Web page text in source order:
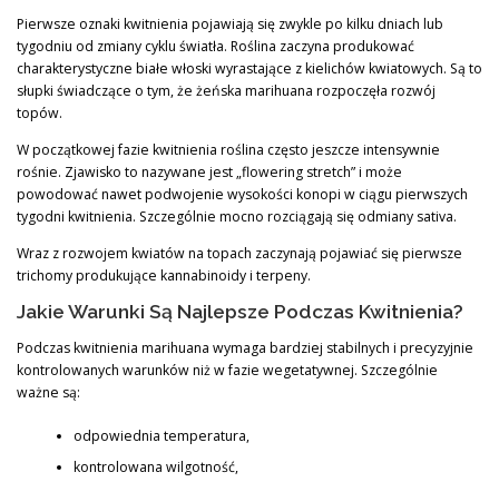
Pierwsze oznaki kwitnienia pojawiają się zwykle po kilku dniach lub
tygodniu od zmiany cyklu światła. Roślina zaczyna produkować
charakterystyczne białe włoski wyrastające z kielichów kwiatowych. Są to
słupki świadczące o tym, że żeńska marihuana rozpoczęła rozwój
topów.
W początkowej fazie kwitnienia roślina często jeszcze intensywnie
rośnie. Zjawisko to nazywane jest „flowering stretch” i może
powodować nawet podwojenie wysokości konopi w ciągu pierwszych
tygodni kwitnienia. Szczególnie mocno rozciągają się odmiany sativa.
Wraz z rozwojem kwiatów na topach zaczynają pojawiać się pierwsze
trichomy produkujące kannabinoidy i terpeny.
Jakie Warunki Są Najlepsze Podczas Kwitnienia?
Podczas kwitnienia marihuana wymaga bardziej stabilnych i precyzyjnie
kontrolowanych warunków niż w fazie wegetatywnej. Szczególnie
ważne są:
odpowiednia temperatura,
kontrolowana wilgotność,